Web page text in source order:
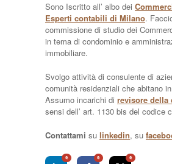
Sono Iscritto all’ albo dei
Esperti contabili di Milano.
commissione di studio dei
in tema di condominio e
immobiliare.
Svolgo attività di consulente di
comunità residenziali che abitano
Assumo incarichi di revisore della
sensi dell’ art. 1130 bis del codice
Contattami su linkedin, su
0 0 0